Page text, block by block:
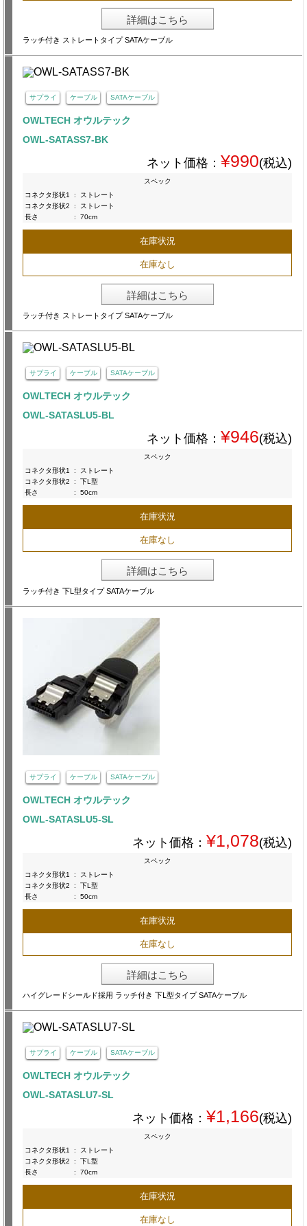
詳細はこちら
ラッチ付き ストレートタイプ SATAケーブル
サプライ ケーブル SATAケーブル
OWLTECH オウルテック
OWL-SATASS7-BK
ネット価格： ¥990(税込)
スペック
コネクタ形状1
:
ストレート
コネクタ形状2
:
ストレート
長さ
: 70cm
在庫状況
在庫なし
詳細はこちら
ラッチ付き ストレートタイプ SATAケーブル
サプライ ケーブル SATAケーブル
OWLTECH オウルテック
OWL-SATASLU5-BL
ネット価格： ¥946(税込)
スペック
コネクタ形状1
:
ストレート
コネクタ形状2
:
下L型
長さ
: 50cm
在庫状況
在庫なし
詳細はこちら
ラッチ付き 下L型タイプ SATAケーブル
サプライ ケーブル SATAケーブル
OWLTECH オウルテック
OWL-SATASLU5-SL
ネット価格： ¥1,078(税込)
スペック
コネクタ形状1
:
ストレート
コネクタ形状2
:
下L型
長さ
: 50cm
在庫状況
在庫なし
詳細はこちら
ハイグレードシールド採用 ラッチ付き 下L型タイプ SATAケーブル
サプライ ケーブル SATAケーブル
OWLTECH オウルテック
OWL-SATASLU7-SL
ネット価格： ¥1,166(税込)
スペック
コネクタ形状1
:
ストレート
コネクタ形状2
:
下L型
長さ
: 70cm
在庫状況
在庫なし